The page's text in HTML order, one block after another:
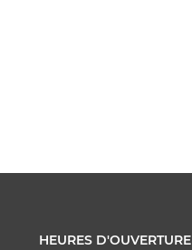
HEURES D'OUVERTURE